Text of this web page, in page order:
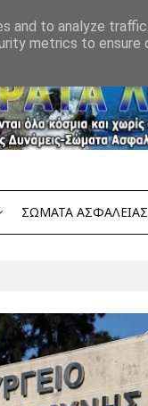
ΣΩΜΑΤΑ ΑΣΦΑΛΕΙΑΣ
to analyze
metrics to